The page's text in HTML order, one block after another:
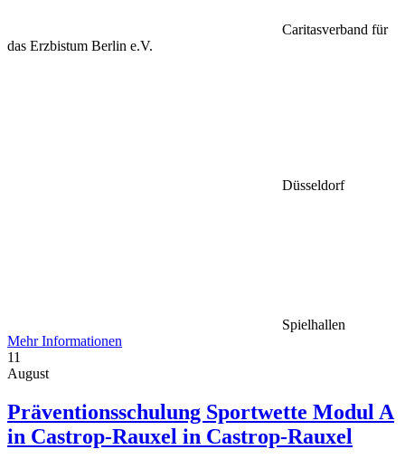
Caritasverband für
das Erzbistum Berlin e.V.
Düsseldorf
Spielhallen
Mehr Informationen
11
August
Präventionsschulung Sportwette Modul A
in Castrop-Rauxel in Castrop-Rauxel